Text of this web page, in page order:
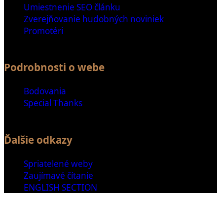
Umiestnenie SEO článku
Zverejňovanie hudobných noviniek
Promotéri
Podrobnosti o webe
Bodovania
Special Thanks
Ďalšie odkazy
Spriatelené weby
Zaujímavé čítanie
ENGLISH SECTION